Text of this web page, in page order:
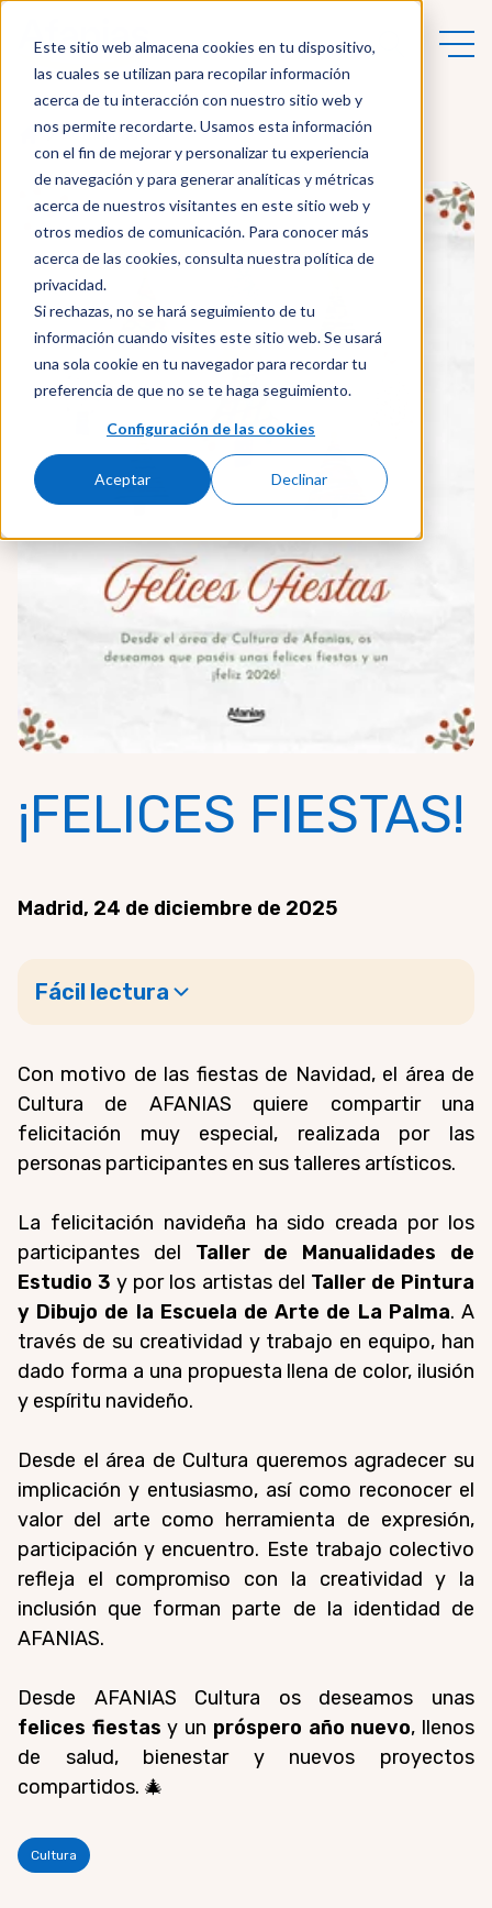
Este sitio web almacena cookies en tu dispositivo,
las cuales se utilizan para recopilar información
acerca de tu interacción con nuestro sitio web y
nos permite recordarte. Usamos esta información
con el fin de mejorar y personalizar tu experiencia
de navegación y para generar analíticas y métricas
acerca de nuestros visitantes en este sitio web y
otros medios de comunicación. Para conocer más
acerca de las cookies, consulta nuestra política de
privacidad.
Si rechazas, no se hará seguimiento de tu
información cuando visites este sitio web. Se usará
una sola cookie en tu navegador para recordar tu
preferencia de que no se te haga seguimiento.
Configuración de las cookies
Aceptar Declinar
Actualidad
¡FELICES FIESTAS!
Madrid, 24 de diciembre de 2025
Fácil lectura
Con motivo de las fiestas de Navidad, el área de
Cultura de AFANIAS quiere compartir una
felicitación muy especial, realizada por las
personas participantes en sus talleres artísticos.
La felicitación navideña ha sido creada por los
participantes del Taller de Manualidades de
Estudio 3 y por los artistas del Taller de Pintura
y Dibujo de la Escuela de Arte de La Palma. A
través de su creatividad y trabajo en equipo, han
dado forma a una propuesta llena de color, ilusión
y espíritu navideño.
Desde el área de Cultura queremos agradecer su
implicación y entusiasmo, así como reconocer el
valor del arte como herramienta de expresión,
participación y encuentro. Este trabajo colectivo
refleja el compromiso con la creatividad y la
inclusión que forman parte de la identidad de
AFANIAS.
Desde AFANIAS Cultura os deseamos unas
felices fiestas y un próspero año nuevo, llenos
de salud, bienestar y nuevos proyectos
compartidos. 🎄
Cultura